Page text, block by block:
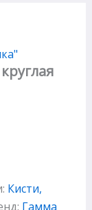
Кисти,
Гамма